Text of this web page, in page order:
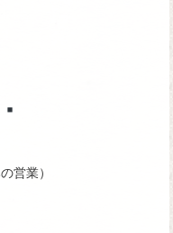
業）